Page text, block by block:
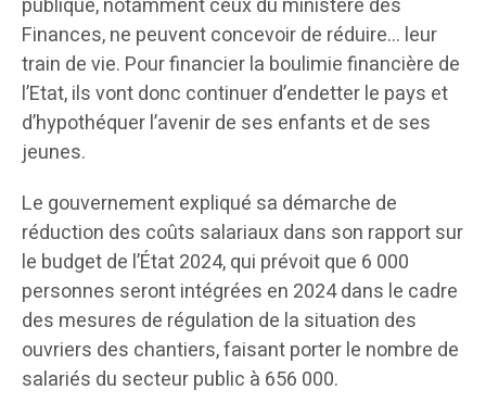
publique, notamment ceux du ministère des
Finances, ne peuvent concevoir de réduire… leur
train de vie. Pour financier la boulimie financière de
l’Etat, ils vont donc continuer d’endetter le pays et
d’hypothéquer l’avenir de ses enfants et de ses
jeunes.
Le gouvernement expliqué sa démarche de
réduction des coûts salariaux dans son rapport sur
le budget de l’État 2024, qui prévoit que 6 000
personnes seront intégrées en 2024 dans le cadre
des mesures de régulation de la situation des
ouvriers des chantiers, faisant porter le nombre de
salariés du secteur public à 656 000.